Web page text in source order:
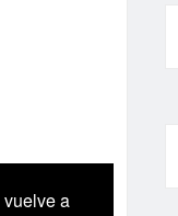
vuelve a